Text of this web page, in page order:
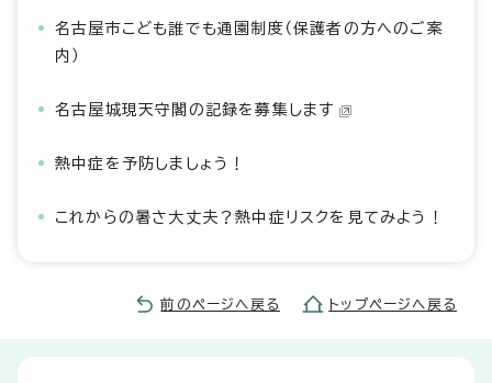
名古屋市こども誰でも通園制度（保護者の方へのご案
内）
名古屋城現天守閣の記録を募集します
熱中症を予防しましょう！
これからの暑さ大丈夫？熱中症リスクを見てみよう！
前のページへ戻る トップページへ戻る